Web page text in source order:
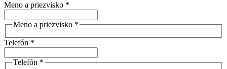
Meno a priezvisko *
Meno a priezvisko *
Telefón *
Telefón *